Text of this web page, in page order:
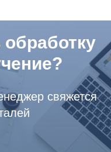
обработку
свяжется